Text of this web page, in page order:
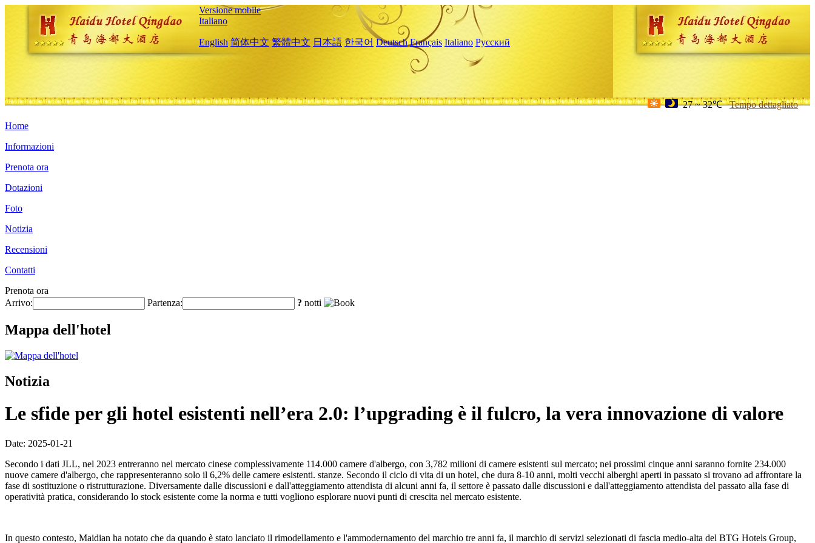
Versione mobile
Italiano
English 简体中文 繁體中文 日本語 한국어 Deutsch Français Italiano Русский
27 ~ 32℃ Tempo dettagliato
Home
Informazioni
Prenota ora
Dotazioni
Foto
Notizia
Recensioni
Contatti
Prenota ora
Arrivo:
Partenza: ? notti
Mappa dell'hotel
Notizia
Le sfide per gli hotel esistenti nell’era 2.0: l’upgrading è il fulcro, la vera innovazione di valore
Date: 2025-01-21
Secondo i dati JLL, nel 2023 entreranno nel mercato cinese complessivamente 114.000 camere d'albergo, con 3,782 milioni di camere esistenti sul mercato; nei prossimi cinque anni saranno fornite 234.000
nuove camere d'albergo, che rappresenteranno solo il 6,2% delle camere esistenti. stanze. Secondo il ciclo di vita di un hotel, che dura 8-10 anni, molti vecchi alberghi aperti in passato si trovano ad affrontare la
fase di sostituzione o ristrutturazione. Diversamente dalle discussioni e dall'atteggiamento attendista di alcuni anni fa, il settore è passato dalle discussioni e dall'atteggiamento attendista del passato alla fase di
operatività pratica, considerando lo stock esistente come la norma e tutti vogliono esplorare nuovi punti di crescita nel mercato esistente.
In questo contesto, Maidian ha notato che da quando è stato lanciato il rimodellamento e l'ammodernamento del marchio tre anni fa, il marchio di servizi selezionati di fascia medio-alta del BTG Hotels Group,